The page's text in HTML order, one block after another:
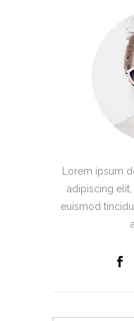
Lorem ipsum
adipiscing
euismod